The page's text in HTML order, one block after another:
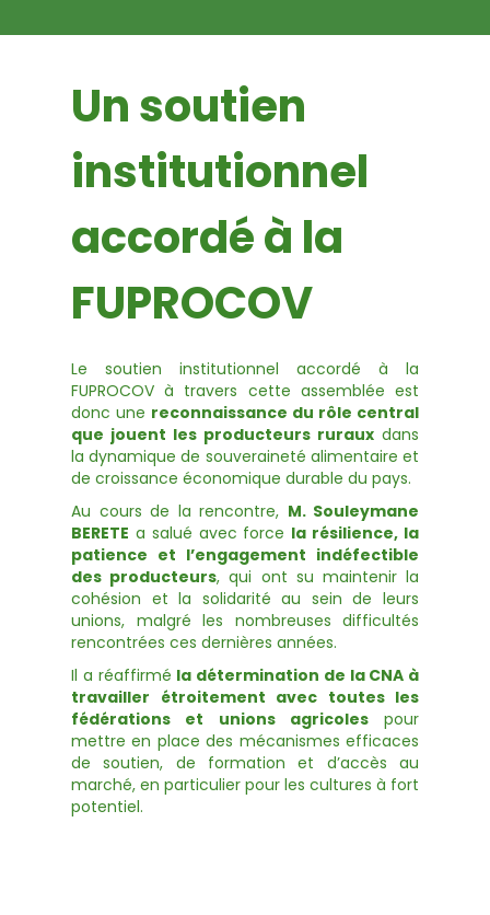
Un soutien
institutionnel
accordé à la
FUPROCOV
Le soutien institutionnel accordé à la
FUPROCOV à travers cette assemblée est
donc une reconnaissance du rôle central
que jouent les producteurs ruraux dans
la dynamique de souveraineté alimentaire et
de croissance économique durable du pays.
Au cours de la rencontre, M. Souleymane
BERETE a salué avec force la résilience, la
patience et l’engagement indéfectible
des producteurs, qui ont su maintenir la
cohésion et la solidarité au sein de leurs
unions, malgré les nombreuses difficultés
rencontrées ces dernières années.
Il a réaffirmé la détermination de la CNA à
travailler étroitement avec toutes les
fédérations et unions agricolespour
mettre en place des mécanismes efficaces
de soutien, de formation et d’accès au
marché, en particulier pour les cultures à fort
potentiel.